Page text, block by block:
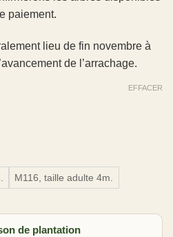
paiement.
lieu de fin novembre à
de l’arrachage.
M116, taille adulte 4m.
EFFACER
de plantation